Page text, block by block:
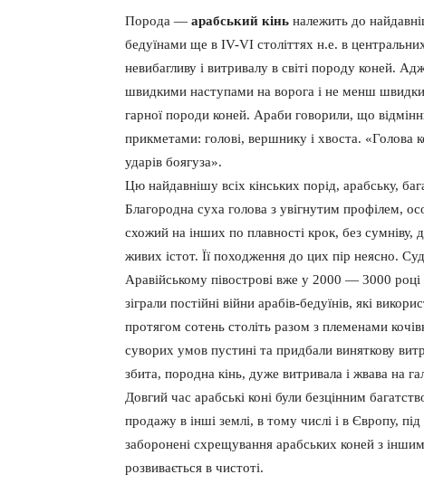
Порода — арабський кінь належить до
бедуїнами ще в IV-VI століттях н.е. в
невибагливу і витривалу в світі породу коней.
швидкими наступами на ворога і не менш
гарної породи коней. Араби говорили, що
прикметами: голові, вершнику і хвоста. «Голова
ударів боягуза».
Цю найдавнішу всіх кінських порід, арабську,
Благородна суха голова з увігнутим профілем,
схожий на інших по плавності крок, без сумніву,
живих істот. Її походження до цих пір неясно.
Аравійському півострові вже у 2000 — 3000
зіграли постійні війни арабів-бедуїнів, які
протягом сотень століть разом з племенами
суворих умов пустині та придбали виняткову
збита, породна кінь, дуже витривала і жвава на
Довгий час арабські коні були безцінним
продажу в інші землі, в тому числі і в Європу,
заборонені схрещування арабських коней з
розвивається в чистоті.